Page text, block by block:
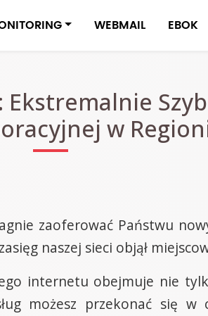
WEBMAIL EBOK
w
zaoferować Państwu
naszej sieci objął
internetu obejmuje nie
możesz przekonać się w